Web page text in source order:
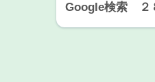
Google検索 ２